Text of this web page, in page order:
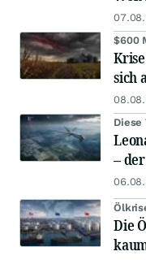
$600
sich
Diese
–
Die